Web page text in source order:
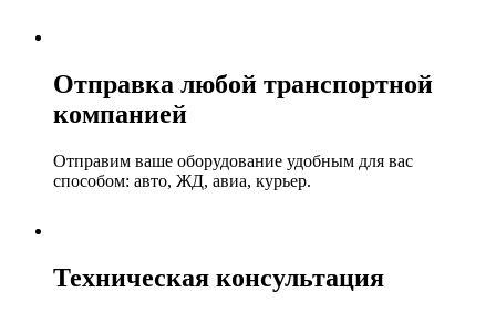
Отправка любой транспортной
компанией
Отправим ваше оборудование удобным для вас
способом: авто, ЖД, авиа, курьер.
Техническая консультация